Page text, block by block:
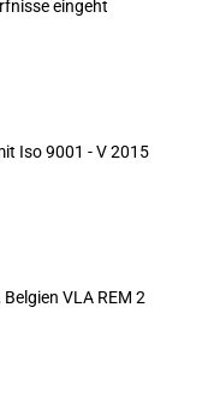
eingeht
Iso 9001 - V 2015
VLA REM 2